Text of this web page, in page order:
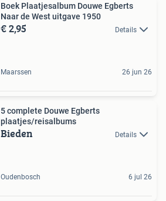
Boek Plaatjesalbum Douwe Egberts
Naar de West uitgave 1950
€ 2,95 Details
Maarssen 26 jun 26
5 complete Douwe Egberts
plaatjes/reisalbums
Bieden Details
Oudenbosch 6 jul 26